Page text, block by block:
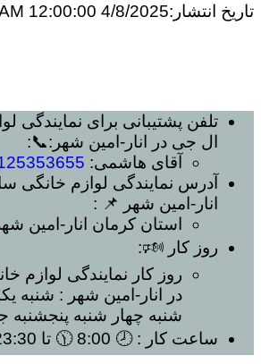
تاریخ انتشار:4/8/2025 12:00:00 AM
تلفن پشتیبانی برای نمایندگی
ال جی در انار-امین شهر :📞:
آقای هاشمی:
آدرس نمایندگی لوازم خانگی
انار-امین شهر
📌 :
استان کرمان انار-امین
روز کار 🕬:
روز کار نمایندگی لوازم
در انار-امین شهر : شنبه
شنبه چهار شنبه پنجشنبه
ساعت کار : 🕗 8:00 🕦 تا 23:30